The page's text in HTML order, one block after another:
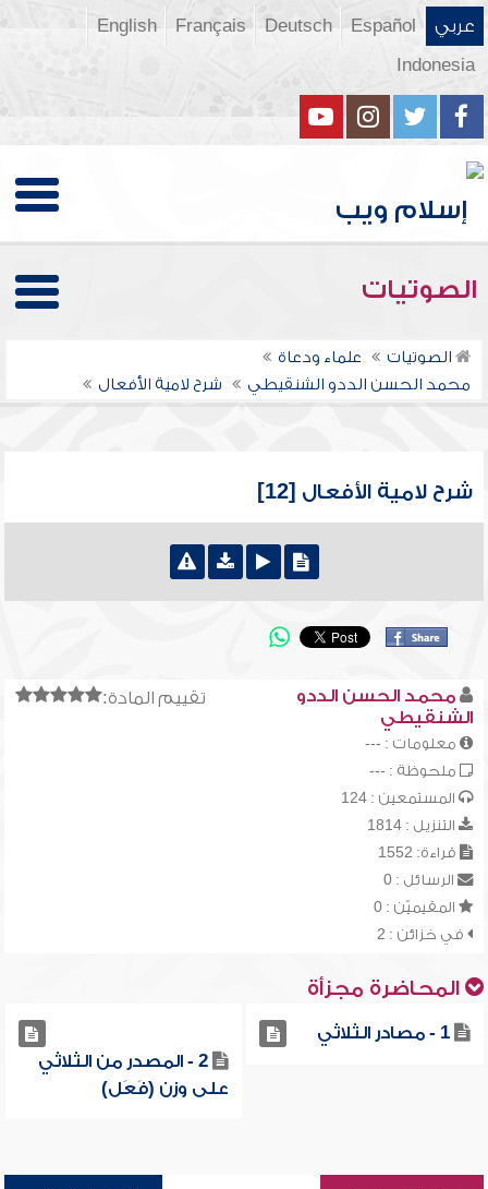
عربي Español
Deutsch
Français
English
Indonesia
الصوتيات
الصوتيات
علماء ودعاة
محمد الحسن الددو الشنقيطي
شرح لامية الأفعال
شرح لامية الأفعال [12]
تقييم المادة:
محمد الحسن الددو
الشنقيطي
معلومات : ---
ملحوظة : ---
المستمعين : 124
التنزيل : 1814
قراءة: 1552
الرسائل : 0
المقيميّن : 0
في خزائن : 2
المحاضرة مجزأة
1 - مصادر الثلاثي
2 - المصدر من الثلاثي
على وزن (فَعَل)